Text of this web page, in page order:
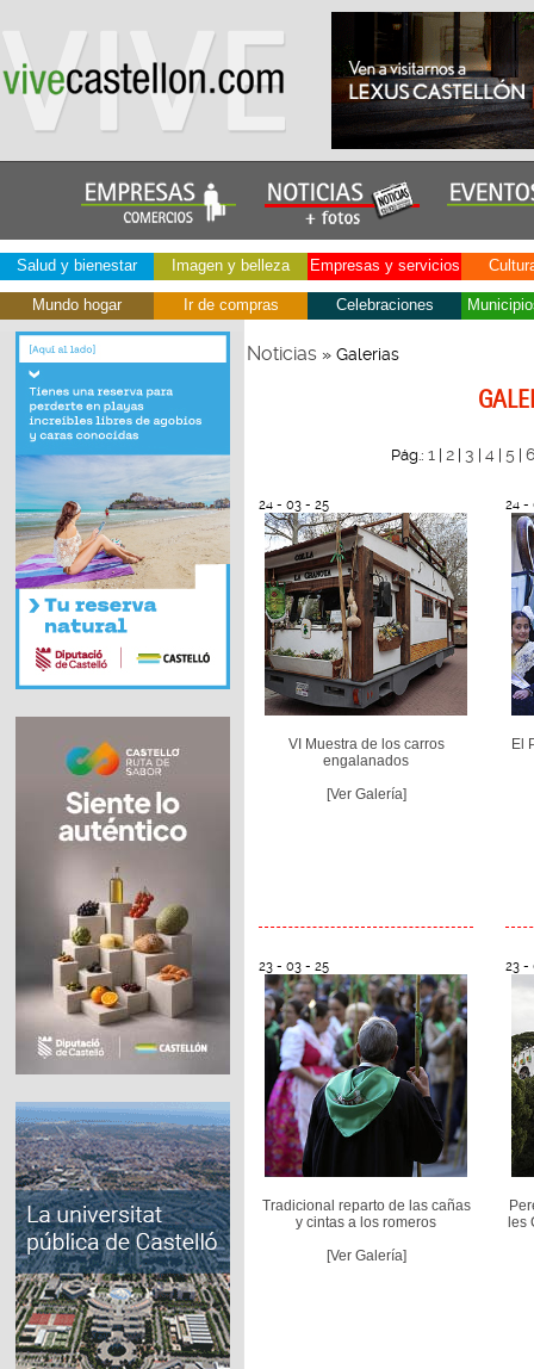
Salud y bienestar Imagen y belleza Empresas y servicios
Mundo hogar Ir de compras Celebraciones
Noticias » Galerias
Pág.: 1 | 2| 3 | 4| 5| 6
24 - 03 - 25
VI Muestra de los carros
engalanados
[Ver Galería]
24 -
El
23 - 03 - 25
Tradicional reparto de las cañas
y cintas a los romeros
[Ver Galería]
23 -
les